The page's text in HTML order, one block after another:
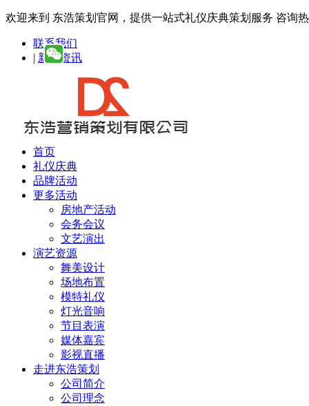
欢迎来到 东浩策划官网，提供一站式礼仪庆典策划服务 咨询
联系我们
| 新闻资讯
首页
礼仪庆典
品牌活动
更多活动
房地产活动
会务会议
文艺演出
演艺资源
舞美设计
场地布置
模特礼仪
灯光音响
节目表演
媒体嘉宾
影视直播
走进东浩策划
公司简介
公司理念